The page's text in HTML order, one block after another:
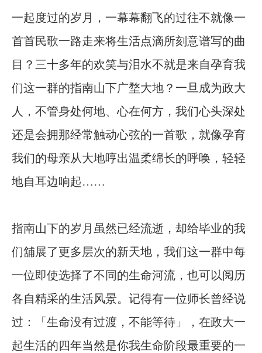
一起度过的岁月，一幕幕翻飞的过往不就像一
首首民歌一路走来将生活点滴所刻意谱写的曲
目？三十多年的欢笑与泪水不就是来自孕育我
们这一群的指南山下广堥大地？一旦成为政大
人，不管身处何地、心在何方，我们心头深处
还是会拥那经常触动心弦的一首歌，就像孕育
我们的母亲从大地哼出温柔绵长的呼唤，轻轻
地自耳边响起……
指南山下的岁月虽然已经流逝，却给毕业的我
们舖展了更多层次的新天地，我们这一群中每
一位即使选择了不同的生命河流，也可以阅历
各自精采的生活风景。记得有一位师长曾经说
过：「生命没有过渡，不能等待」，在政大一
起生活的四年当然是你我生命阶段最重要的一